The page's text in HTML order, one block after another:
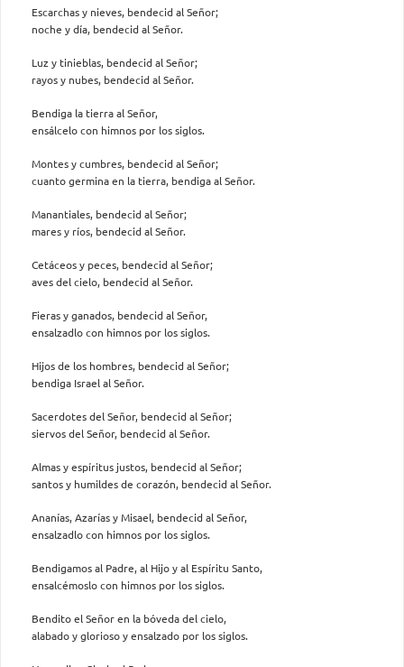
Escarchas y nieves, bendecid al Señor;
noche y día, bendecid al Señor.
Luz y tinieblas, bendecid al Señor;
rayos y nubes, bendecid al Señor.
Bendiga la tierra al Señor,
ensálcelo con himnos por los siglos.
Montes y cumbres, bendecid al Señor;
cuanto germina en la tierra, bendiga al Señor.
Manantiales, bendecid al Señor;
mares y ríos, bendecid al Señor.
Cetáceos y peces, bendecid al Señor;
aves del cielo, bendecid al Señor.
Fieras y ganados, bendecid al Señor,
ensalzadlo con himnos por los siglos.
Hijos de los hombres, bendecid al Señor;
bendiga Israel al Señor.
Sacerdotes del Señor, bendecid al Señor;
siervos del Señor, bendecid al Señor.
Almas y espíritus justos, bendecid al Señor;
santos y humildes de corazón, bendecid al Señor.
Ananías, Azarías y Misael, bendecid al Señor,
ensalzadlo con himnos por los siglos.
Bendigamos al Padre, al Hijo y al Espíritu Santo,
ensalcémoslo con himnos por los siglos.
Bendito el Señor en la bóveda del cielo,
alabado y glorioso y ensalzado por los siglos.